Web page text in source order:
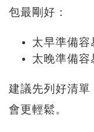
包最剛好：
太早準備容
太晚準備容
建議先列好清單
會更輕鬆。